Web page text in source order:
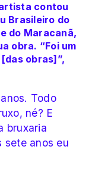
contou
Brasileiro do
do Maracanã,
obra. “Foi um
obras]”,
Todo
né? E
bruxaria
sete anos eu